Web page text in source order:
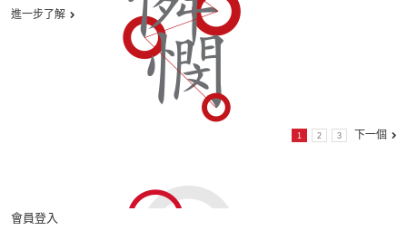
進一步了解
1 2 3 下一個
會員登入